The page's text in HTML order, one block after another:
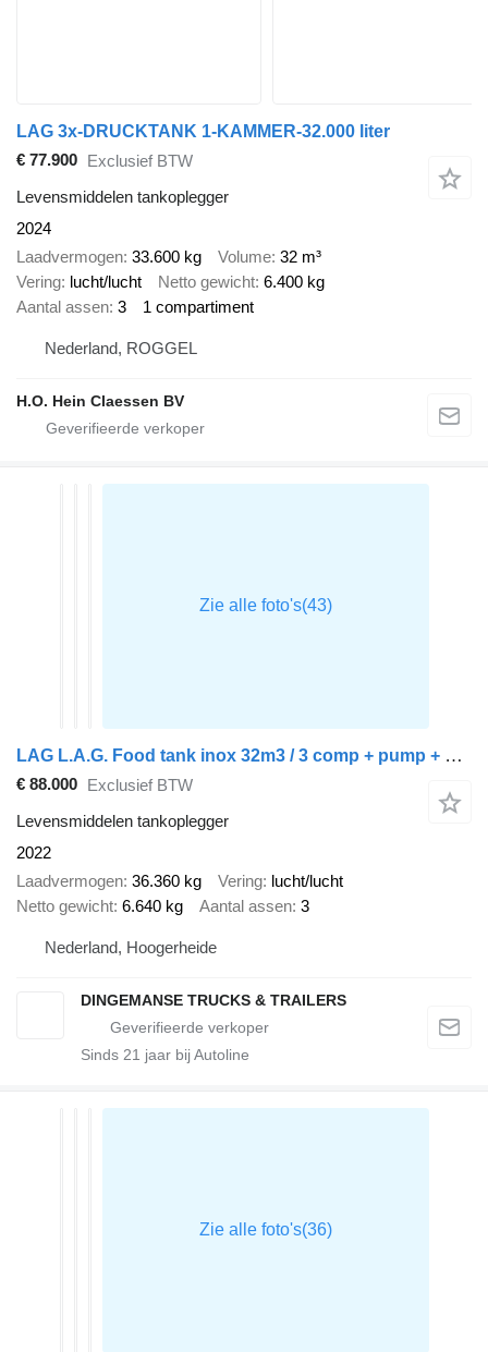
LAG 3x-DRUCKTANK 1-KAMMER-32.000 liter
€ 77.900 Exclusief BTW
Levensmiddelen tankoplegger
2024
Laadvermogen 33.600 kg Volume 32 m³
Vering lucht/lucht Netto gewicht 6.400 kg
Aantal assen 3 1 compartiment
Nederland, ROGGEL
H.O. Hein Claessen BV
LAG L.A.G. Food tank inox 32m3 / 3 comp + pump + steam heating + web
€ 88.000 Exclusief BTW
Levensmiddelen tankoplegger
2022
Laadvermogen 36.360 kg Vering lucht/lucht
Netto gewicht 6.640 kg Aantal assen 3
Nederland, Hoogerheide
DINGEMANSE TRUCKS & TRAILERS
Sinds 21 jaar bij Autoline